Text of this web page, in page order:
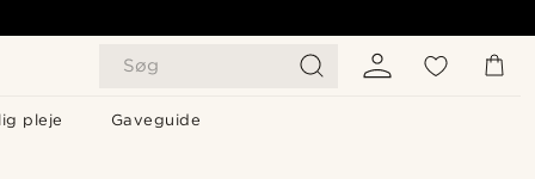
Søg
pleje Gaveguide